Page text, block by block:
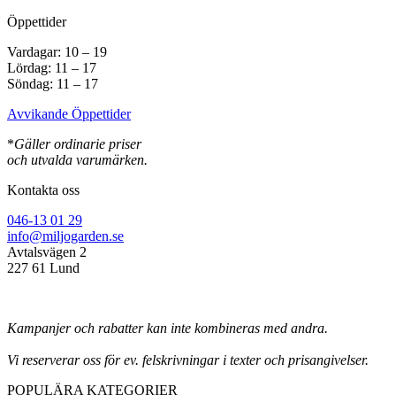
Öppettider
Vardagar: 10 – 19
Lördag: 11 – 17
Söndag: 11 – 17
Avvikande Öppettider
*Gäller ordinarie priser
och utvalda varumärken.
Kontakta oss
046-13 01 29
info@miljogarden.se
Avtalsvägen 2
227 61 Lund
Kampanjer och rabatter kan inte kombineras med andra.
Vi reserverar oss för ev. felskrivningar i texter och prisangivelser.
POPULÄRA KATEGORIER